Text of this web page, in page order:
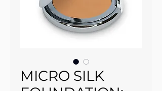
MICRO SILK